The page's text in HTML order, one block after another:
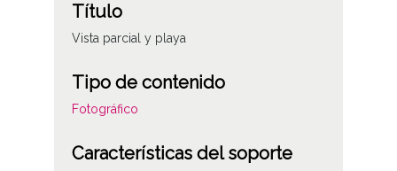
Título
Vista parcial y playa
Tipo de contenido
Fotográfico
Características del soporte